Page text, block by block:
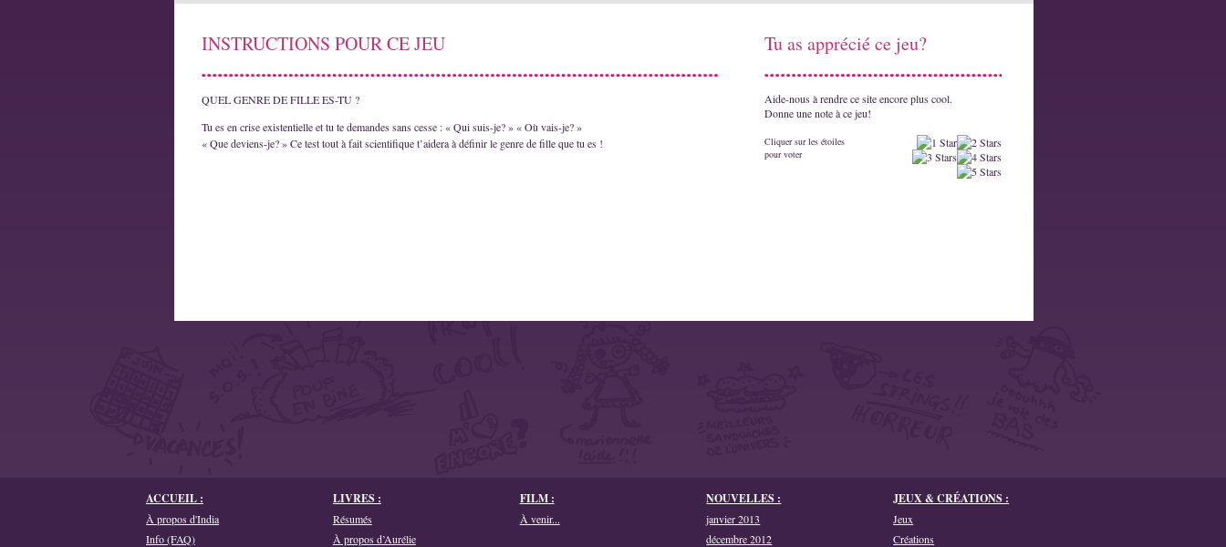
INSTRUCTIONS POUR CE JEU
QUEL GENRE DE FILLE ES-TU ?
Tu es en crise existentielle et tu te demandes sans cesse : « Qui suis-je? » « Où vais-je? »
« Que deviens-je? » Ce test tout à fait scientifique t’aidera à définir le genre de fille que tu es !
Tu as apprécié ce jeu?
Aide-nous à rendre ce site encore plus cool.
Donne une note à ce jeu!
Cliquer sur les étoiles
pour voter
ACCUEIL :
À propos d'India
Info (FAQ)
LIVRES :
Résumés
À propos d’Aurélie
FILM :
À venir...
NOUVELLES :
janvier 2013
décembre 2012
JEUX & CRÉATIONS :
Jeux
Créations